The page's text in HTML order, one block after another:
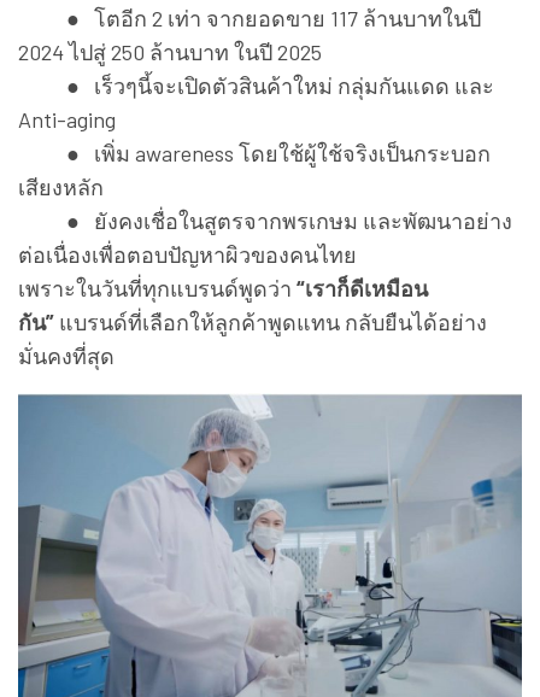
● โตอีก 2 เท่า จากยอดขาย 117 ล้านบาทในปี
2024 ไปสู่ 250 ล้านบาท ในปี 2025
● เร็วๆนี้จะเปิดตัวสินค้าใหม่ กลุ่มกันแดด และ
Anti-aging
● เพิ่ม awareness โดยใช้ผู้ใช้จริงเป็นกระบอก
เสียงหลัก
● ยังคงเชื่อในสูตรจากพรเกษม และพัฒนาอย่าง
ต่อเนื่องเพื่อตอบปัญหาผิวของคนไทย
เพราะในวันที่ทุกแบรนด์พูดว่า “เราก็ดีเหมือน
กัน” แบรนด์ที่เลือกให้ลูกค้าพูดแทน กลับยืนได้อย่าง
มั่นคงที่สุด